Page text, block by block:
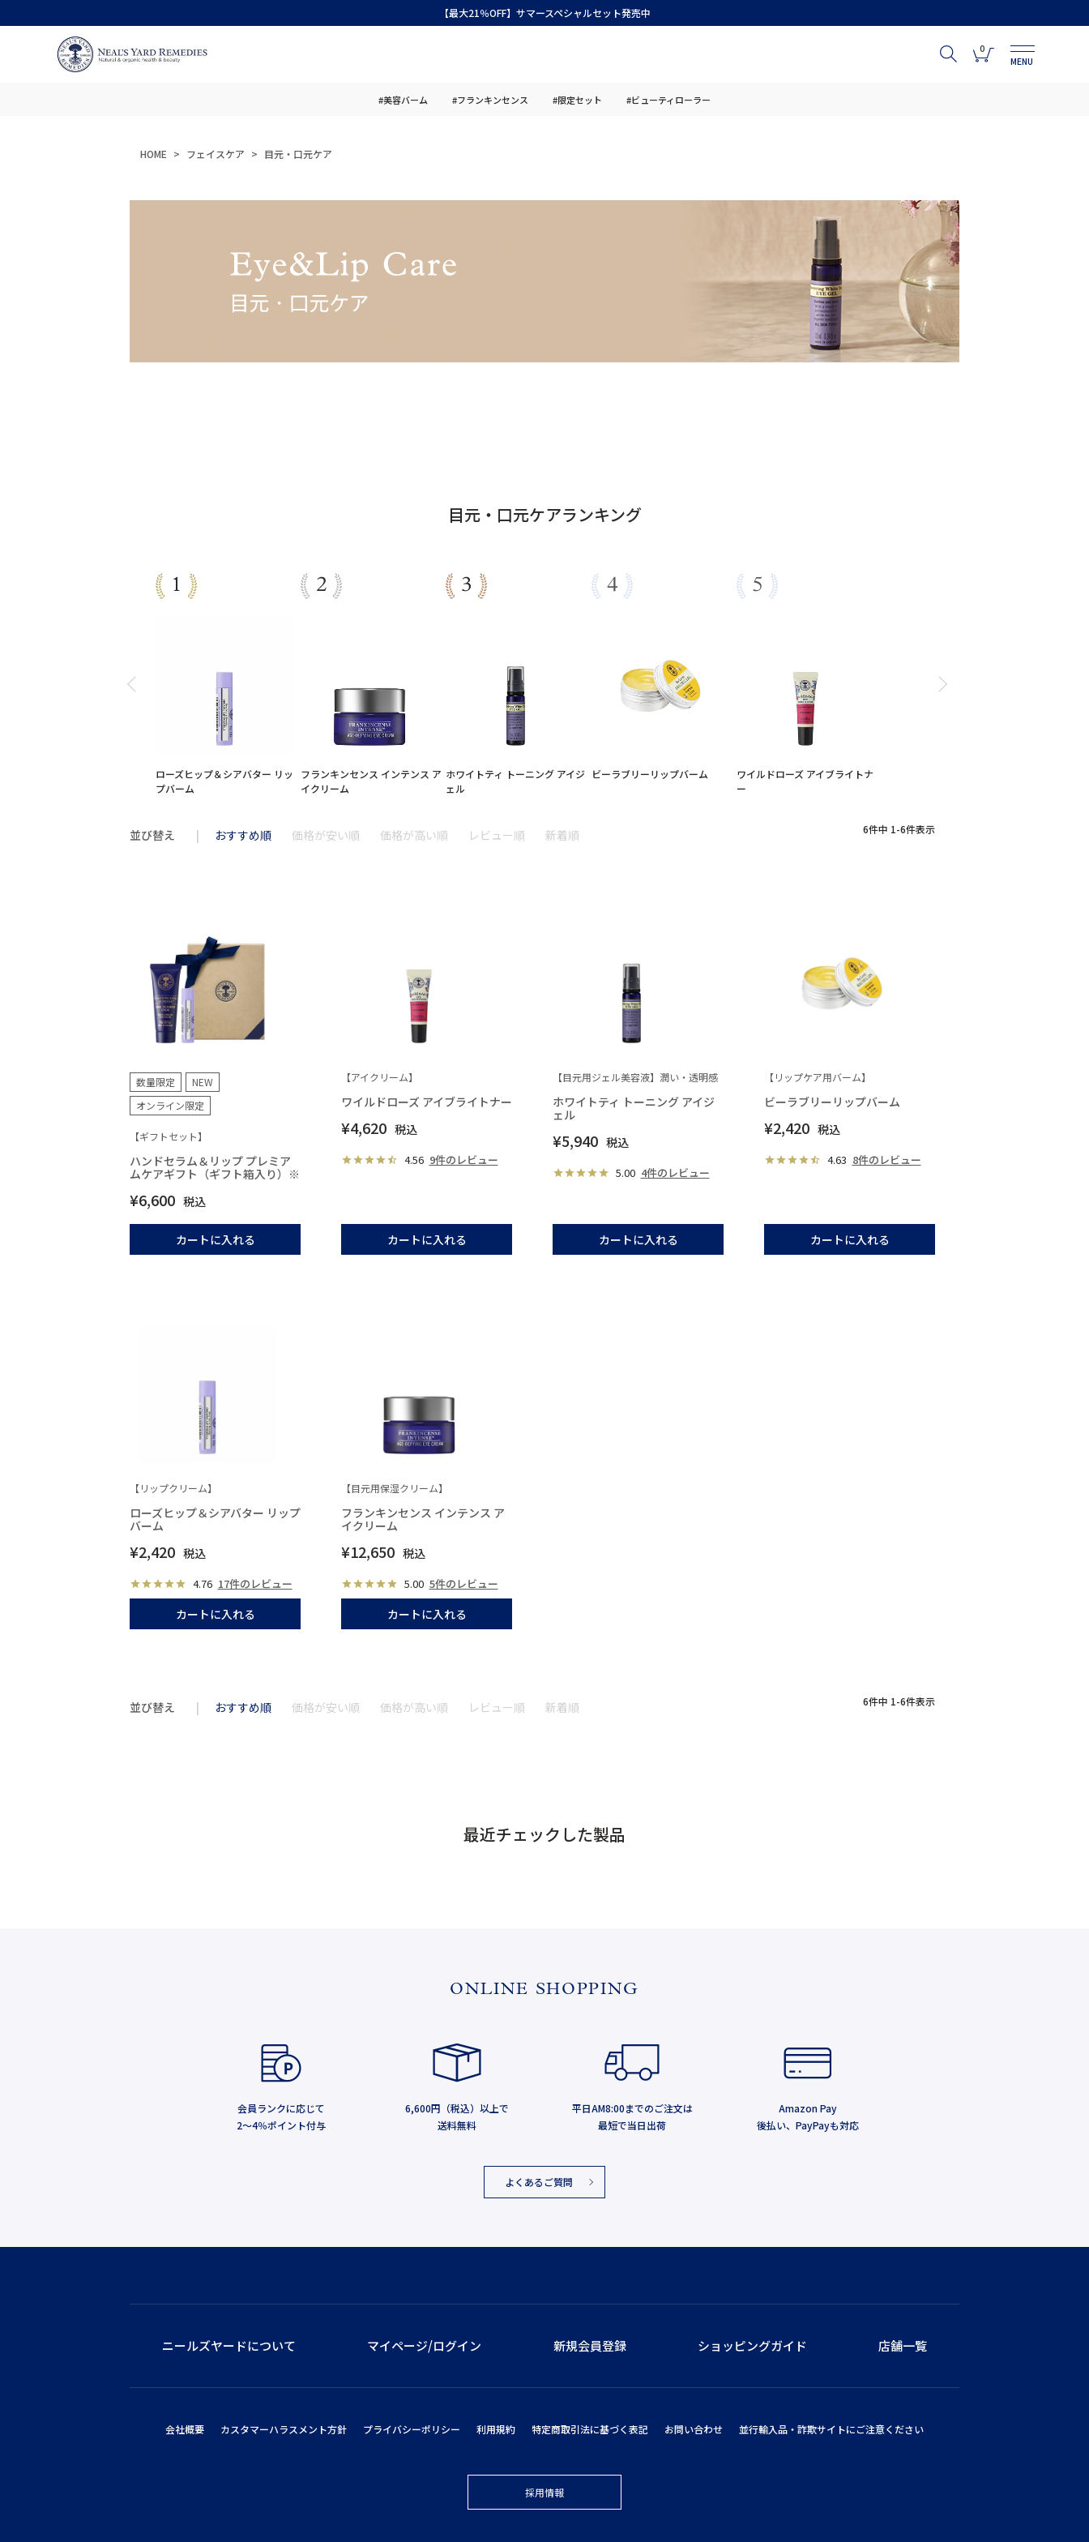
【最大21％OFF】サマースペシャルセット発売中
0
MENU
#美容バーム #フランキンセンス #限定セット #ビューティローラー
HOME フェイスケア 目元・口元ケア
目元・口元ケアランキング
ローズヒップ＆シアバター リッ
プバーム
フランキンセンス インテンス ア
イクリーム
ホワイトティ トーニング アイジ
ェル
ビーラブリーリップバーム
ワイルドローズ アイブライトナ
ー
並び替え おすすめ順 価格が安い順 価格が高い順 レビュー順 新着順 6件中 1-6件表示
数量限定
NEW
オンライン限定
【ギフトセット】
ハンドセラム＆リップ プレミア
ムケアギフト（ギフト箱入り）※
¥6,600 税込
カートに入れる
【アイクリーム】
ワイルドローズ アイブライトナー
¥4,620 税込
4.56 9件のレビュー
カートに入れる
【目元用ジェル美容液】潤い・透明感
ホワイトティ トーニング アイジ
ェル
¥5,940 税込
5.00 4件のレビュー
カートに入れる
【リップケア用バーム】
ビーラブリーリップバーム
¥2,420 税込
4.63 8件のレビュー
カートに入れる
【リップクリーム】
ローズヒップ＆シアバター リップ
バーム
¥2,420 税込
4.76 17件のレビュー
カートに入れる
【目元用保湿クリーム】
フランキンセンス インテンス ア
イクリーム
¥12,650 税込
5.00 5件のレビュー
カートに入れる
並び替え おすすめ順 価格が安い順 価格が高い順 レビュー順 新着順 6件中 1-6件表示
最近チェックした製品
ONLINE SHOPPING
会員ランクに応じて
2～4％ポイント付与
6,600円（税込）以上で
送料無料
平日AM8:00までのご注文は
最短で当日出荷
Amazon Pay
後払い、PayPayも対応
よくあるご質問
ニールズヤードについて マイページ/ログイン 新規会員登録 ショッピングガイド 店舗一覧
会社概要 カスタマーハラスメント方針 プライバシーポリシー 利用規約 特定商取引法に基づく表記 お問い合わせ 並行輸入品・詐欺サイトにご注意ください
採用情報